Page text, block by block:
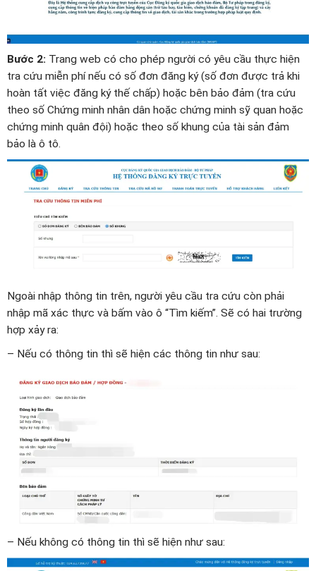
Bước 2: Trang web có cho phép người có yêu cầu thực hiện
tra cứu miễn phí nếu có số đơn đăng ký (số đơn được trả khi
hoàn tất việc đăng ký thế chấp) hoặc bên bảo đảm (tra cứu
theo số Chứng minh nhân dân hoặc chứng minh sỹ quan hoặc
chứng minh quân đội) hoặc theo số khung của tài sản đảm
bảo là ô tô.
Ngoài nhập thông tin trên, người yêu cầu tra cứu còn phải
nhập mã xác thực và bấm vào ô “Tìm kiếm”. Sẽ có hai trường
hợp xảy ra:
– Nếu có thông tin thì sẽ hiện các thông tin như sau:
– Nếu không có thông tin thì sẽ hiện như sau: